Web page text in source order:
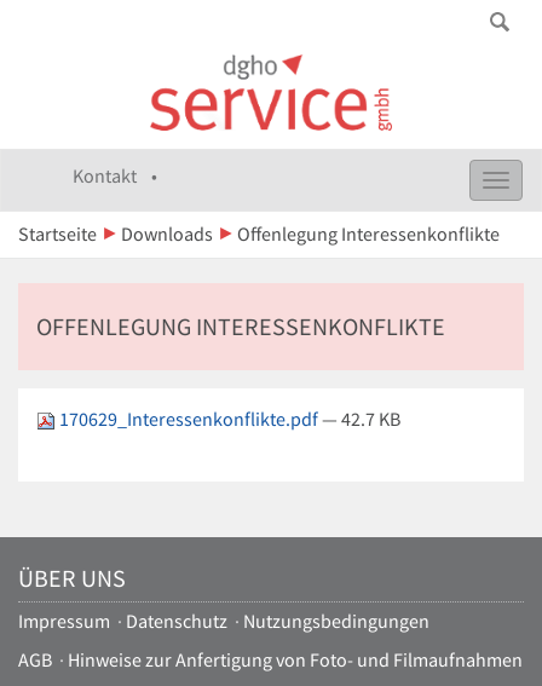
Kontakt •
Startseite
Downloads Offenlegung Interessenkonflikte
OFFENLEGUNG INTERESSENKONFLIKTE
170629_Interessenkonflikte.pdf— 42.7 KB
ÜBER UNS
Impressum · Datenschutz · Nutzungsbedingungen
AGB · Hinweise zur Anfertigung von Foto- und Filmaufnahmen